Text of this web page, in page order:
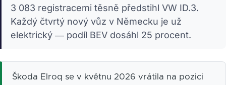
3 083 registracemi těsně předstihl VW ID.3.
Každý čtvrtý nový vůz v Německu je už
elektrický — podíl BEV dosáhl 25 procent.
Škoda Elroq se v květnu 2026 vrátila na pozici